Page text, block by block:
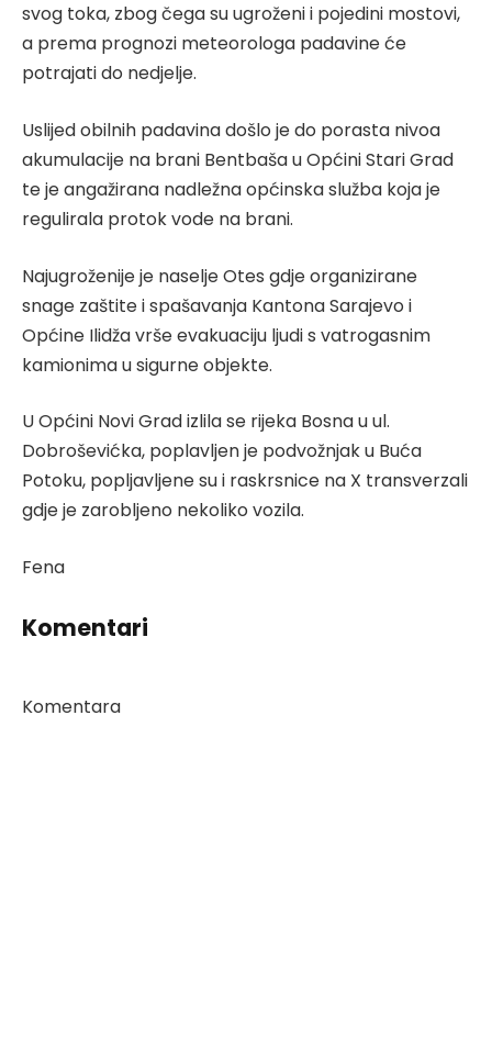
svog toka, zbog čega su ugroženi i pojedini mostovi,
a prema prognozi meteorologa padavine će
potrajati do nedjelje.
Uslijed obilnih padavina došlo je do porasta nivoa
akumulacije na brani Bentbaša u Općini Stari Grad
te je angažirana nadležna općinska služba koja je
regulirala protok vode na brani.
Najugroženije je naselje Otes gdje organizirane
snage zaštite i spašavanja Kantona Sarajevo i
Općine Ilidža vrše evakuaciju ljudi s vatrogasnim
kamionima u sigurne objekte.
U Općini Novi Grad izlila se rijeka Bosna u ul.
Dobroševićka, poplavljen je podvožnjak u Buća
Potoku, popljavljene su i raskrsnice na X transverzali
gdje je zarobljeno nekoliko vozila.
Fena
Komentari
Komentara